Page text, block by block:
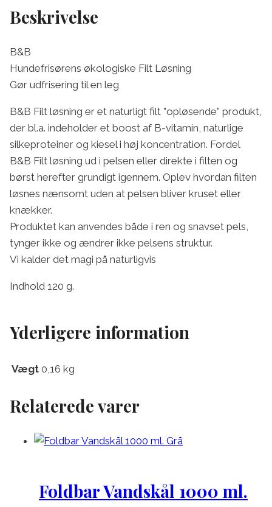
Beskrivelse
B&B
Hundefrisørens økologiske Filt Løsning
Gør udfrisering til en leg
B&B Filt løsning er et naturligt filt ”opløsende” produkt,
der bl.a. indeholder et boost af B-vitamin, naturlige
silkeproteiner og kiesel i høj koncentration. Fordel
B&B Filt løsning ud i pelsen eller direkte i filten og
børst herefter grundigt igennem. Oplev hvordan filten
løsnes nænsomt uden at pelsen bliver kruset eller
knækker.
Produktet kan anvendes både i ren og snavset pels,
tynger ikke og ændrer ikke pelsens struktur.
Vi kalder det magi på naturligvis
Indhold 120 g.
Yderligere information
Vægt 0,16 kg
Relaterede varer
Foldbar Vandskål 1000 ml.